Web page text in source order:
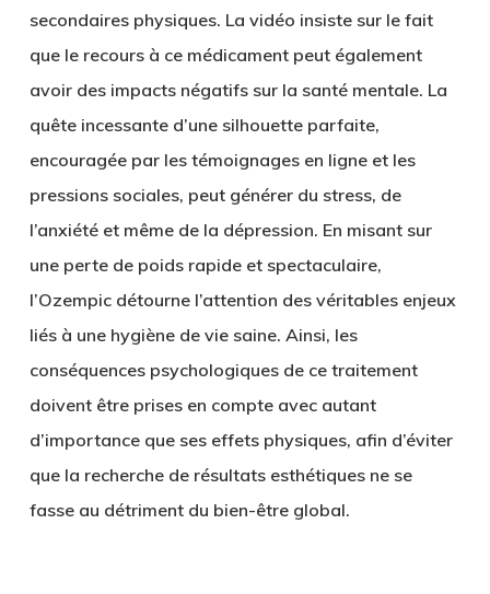
secondaires physiques. La vidéo insiste sur le fait
que le recours à ce médicament peut également
avoir des impacts négatifs sur la santé mentale. La
quête incessante d’une silhouette parfaite,
encouragée par les témoignages en ligne et les
pressions sociales, peut générer du stress, de
l’anxiété et même de la dépression. En misant sur
une perte de poids rapide et spectaculaire,
l’Ozempic détourne l’attention des véritables enjeux
liés à une hygiène de vie saine. Ainsi, les
conséquences psychologiques de ce traitement
doivent être prises en compte avec autant
d’importance que ses effets physiques, afin d’éviter
que la recherche de résultats esthétiques ne se
fasse au détriment du bien-être global.